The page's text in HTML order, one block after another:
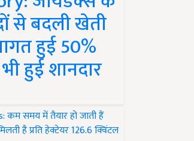
से बदली खेती
हुई 50%
हुई शानदार